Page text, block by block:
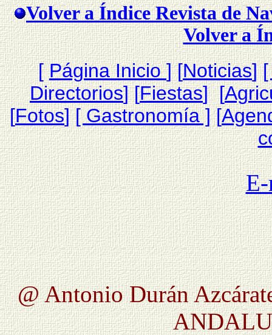
Volver a Índice Revista de
Volver a
[Página Inicio ][Noticias]
Directorios] [Fiestas] [
[Fotos][ Gastronomía ][
@ Antonio Durán